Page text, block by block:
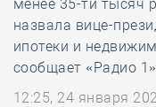
менее 35-ти тысяч
назвала вице-
ипотеки и
сообщает «Радио
12:25, 24 января